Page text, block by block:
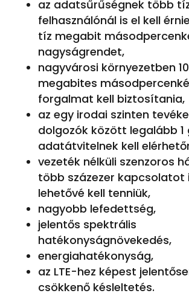
az adatsűrűségnek több
felhasználónál is el kell
tíz megabit
nagyságrendet,
nagyvárosi környezetben
megabites
forgalmat kell biztosítania,
az egy irodai szinten
dolgozók között legalább 1
adatátvitelnek kell
vezeték nélküli szenzoros
több százezer kapcsolatot
lehetővé kell tenniük,
nagyobb lefedettség,
jelentős spektrális
hatékonyságnövekedés,
energiahatékonyság,
az LTE-hez képest
csökkenő késleltetés.